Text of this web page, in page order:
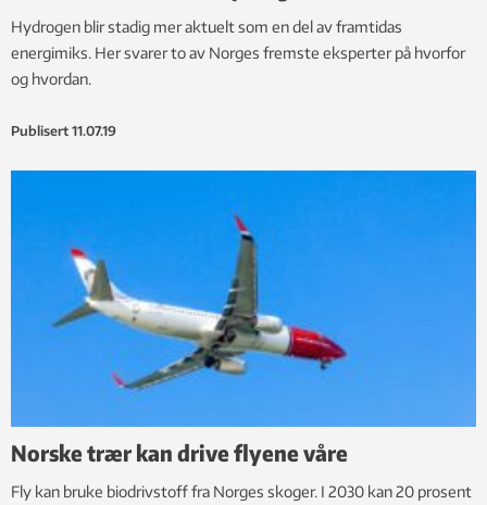
Hydrogen blir stadig mer aktuelt som en del av framtidas
energimiks. Her svarer to av Norges fremste eksperter på hvorfor
og hvordan.
Publisert 11.07.19
Norske trær kan drive flyene våre
Fly kan bruke biodrivstoff fra Norges skoger. I 2030 kan 20 prosent